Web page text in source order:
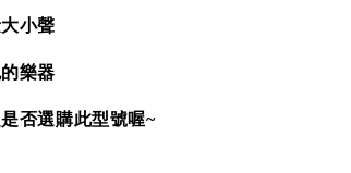
小聲
樂器
否選購此型號喔~